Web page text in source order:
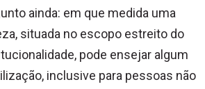
ainda: em que medida uma
situada no escopo estreito do
pode ensejar algum
inclusive para pessoas não